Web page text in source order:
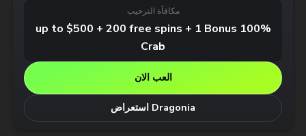
مكافأة الترحيب
100% up to $500 + 200 free spins + 1 Bonus
Crab
العب الان
Dragonia استعراض